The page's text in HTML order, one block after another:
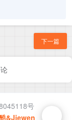
下一篇
号
&Jiewen